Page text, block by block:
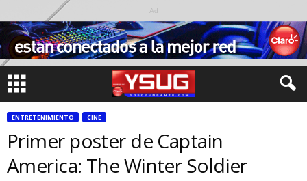
Ad
ENTRETENIMIENTO CINE
Primer poster de Captain
America: The Winter Soldier